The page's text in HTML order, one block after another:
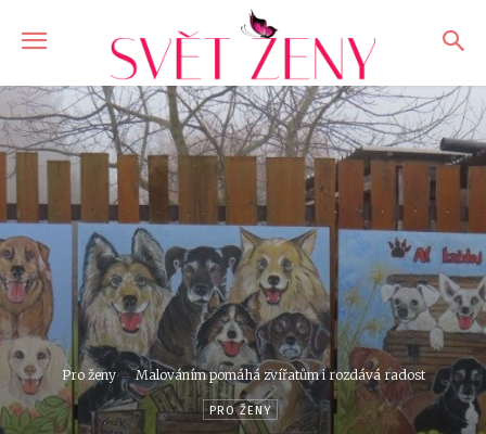
Pro ženy Malováním pomáhá zvířatům i rozdává radost
PRO ŽENY